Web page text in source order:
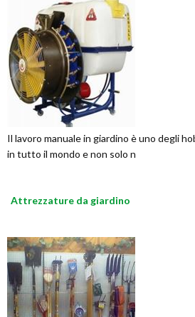
Il lavoro manuale in giardino è uno degli
in tutto il mondo e non solo n
Attrezzature da giardino